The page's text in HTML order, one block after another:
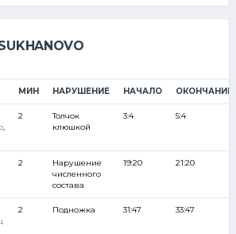
МИН НАРУШЕНИЕ НАЧАЛО ОКОНЧАНИЕ
,
2
Толчок
клюшкой
3:4 5:4
2
Нарушение
численного
состава
19:20 21:20
2 Подножка 31:47 33:47